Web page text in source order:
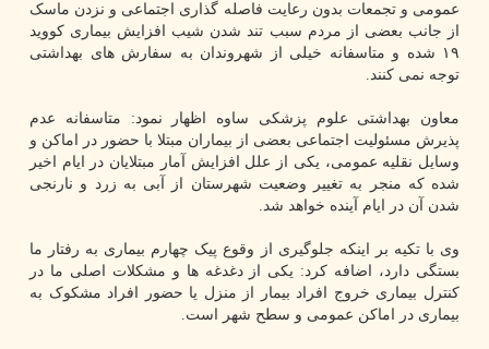
عمومی و تجمعات بدون رعایت فاصله گذاری اجتماعی و نزدن ماسک
از جانب بعضی از مردم سبب تند شدن شیب افزایش بیماری کووید
۱۹ شده و متاسفانه خیلی از شهروندان به سفارش های بهداشتی
توجه نمی کنند.
معاون بهداشتی علوم پزشکی ساوه اظهار نمود: متاسفانه عدم
پذیرش مسئولیت اجتماعی بعضی از بیماران مبتلا با حضور در اماکن و
وسایل نقلیه عمومی، یکی از علل افزایش آمار مبتلایان در ایام اخیر
شده که منجر به تغییر وضعیت شهرستان از آبی به زرد و نارنجی
شدن آن در ایام آینده خواهد شد.
وی با تکیه بر اینکه جلوگیری از وقوع پیک چهارم بیماری به رفتار ما
بستگی دارد، اضافه کرد: یکی از دغدغه ها و مشکلات اصلی ما در
کنترل بیماری خروج افراد بیمار از منزل یا حضور افراد مشکوک به
بیماری در اماکن عمومی و سطح شهر است.